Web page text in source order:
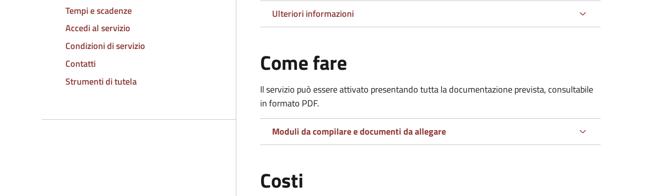
Tempi e scadenze
Accedi al servizio
Condizioni di servizio
Contatti
Strumenti di tutela
Ulteriori informazioni
Come fare
Il servizio può essere attivato presentando tutta la documentazione prevista, consultabile
in formato PDF.
Moduli da compilare e documenti da allegare
Costi